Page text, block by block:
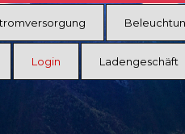
Login Ladengeschäft